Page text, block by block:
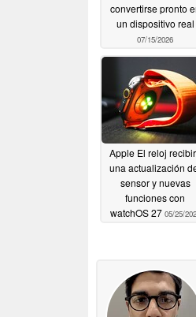
convertirse pronto
un dispositivo real
07/15/2026
Apple El reloj
una actualización
sensor y nuevas
funciones con
watchOS 27 05/25/